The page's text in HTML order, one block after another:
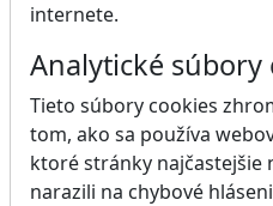
internete.
Analytické súbory
Tieto súbory cookies
tom, ako sa používa
ktoré stránky najčastejšie
narazili na chybové